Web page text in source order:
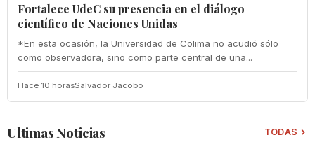
Fortalece UdeC su presencia en el diálogo
científico de Naciones Unidas
*En esta ocasión, la Universidad de Colima no acudió sólo
como observadora, sino como parte central de una...
Hace 10 horasSalvador Jacobo
Ultimas Noticias TODAS